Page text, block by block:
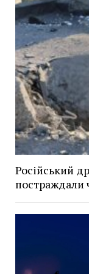
Російський
постраждали